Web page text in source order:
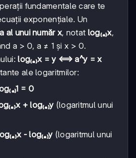
fundamentale care te
exponențiale. Un
al unui număr x, notat log₍ₐ₎x,
a > 0, a ≠ 1 și x > 0.
log₍ₐ₎x = y ⟺ a^y = x
ale logaritmilor:
= 0
+ log₍ₐ₎y (logaritmul unui
- log₍ₐ₎y (logaritmul unui